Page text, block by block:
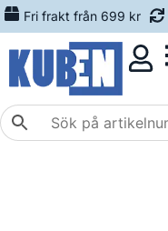
Fri frakt från 699 kr